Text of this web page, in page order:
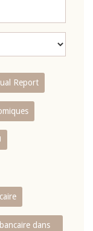
Report
dans